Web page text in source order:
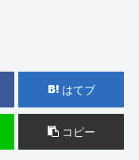
はてブ
コピー